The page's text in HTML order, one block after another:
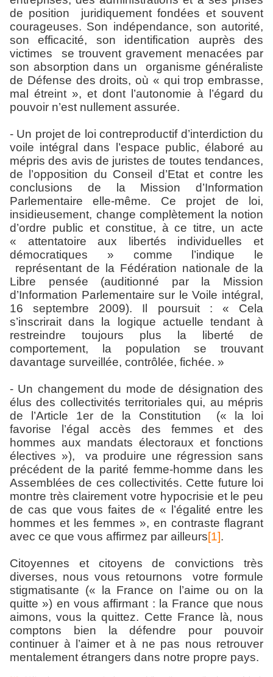
de position juridiquement fondées et souvent
courageuses. Son indépendance, son autorité,
son efficacité, son identification auprès des
victimes se trouvent gravement menacées par
son absorption dans un organisme généraliste
de Défense des droits, où « qui trop embrasse,
mal étreint », et dont l’autonomie à l’égard du
pouvoir n’est nullement assurée.
- Un projet de loi contreproductif d’interdiction du
voile intégral dans l’espace public, élaboré au
mépris des avis de juristes de toutes tendances,
de l’opposition du Conseil d’Etat et contre les
conclusions de la Mission d’Information
Parlementaire elle-même. Ce projet de loi,
insidieusement, change complètement la notion
d’ordre public et constitue, à ce titre, un acte
« attentatoire aux libertés individuelles et
démocratiques » comme l’indique le
représentant de la Fédération nationale de la
Libre pensée (auditionné par la Mission
d’Information Parlementaire sur le Voile intégral,
16 septembre 2009). Il poursuit : « Cela
s’inscrirait dans la logique actuelle tendant à
restreindre toujours plus la liberté de
comportement, la population se trouvant
davantage surveillée, contrôlée, fichée. »
- Un changement du mode de désignation des
élus des collectivités territoriales qui, au mépris
de l’Article 1er de la Constitution (« la loi
favorise l’égal accès des femmes et des
hommes aux mandats électoraux et fonctions
électives »), va produire une régression sans
précédent de la parité femme-homme dans les
Assemblées de ces collectivités. Cette future loi
montre très clairement votre hypocrisie et le peu
de cas que vous faites de « l’égalité entre les
hommes et les femmes », en contraste flagrant
avec ce que vous affirmez par ailleurs[1].
Citoyennes et citoyens de convictions très
diverses, nous vous retournons votre formule
stigmatisante (« la France on l’aime ou on la
quitte ») en vous affirmant : la France que nous
aimons, vous la quittez. Cette France là, nous
comptons bien la défendre pour pouvoir
continuer à l’aimer et à ne pas nous retrouver
mentalement étrangers dans notre propre pays.